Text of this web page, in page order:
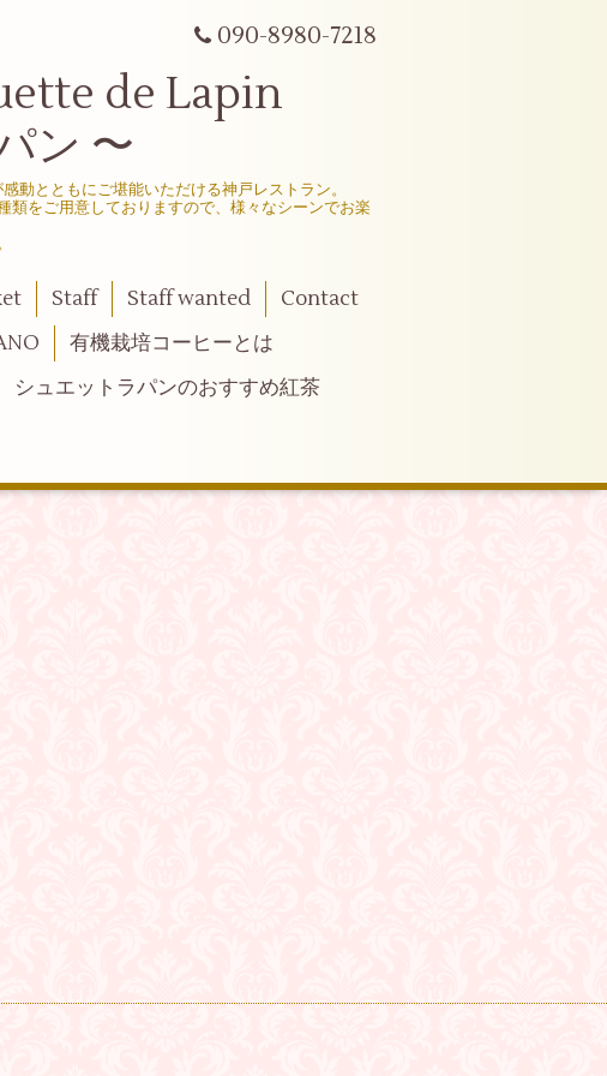
090-8980-7218
de Lapin
〜
動とともにご堪能いただける神戸レストラン。
類をご用意しておりますので、様々なシーンでお楽
Staff Staff wanted
Contact
有機栽培コーヒーとは
シュエットラパンのおすすめ紅茶